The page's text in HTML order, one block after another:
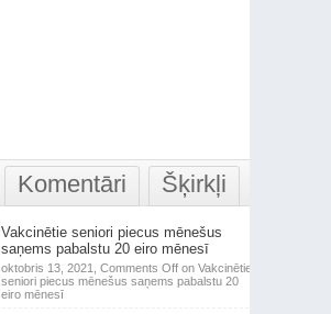
Komentāri Šķirkļi
Vakcinētie seniori piecus mēnešus
saņems pabalstu 20 eiro mēnesī
oktobris 13, 2021, Comments Offon Vakcinētie
seniori piecus mēnešus saņems pabalstu 20
eiro mēnesī